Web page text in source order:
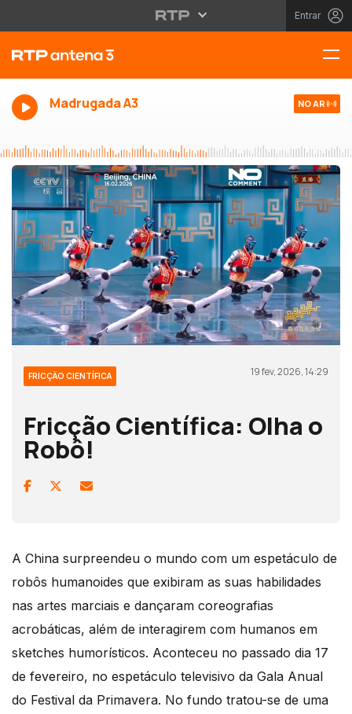
Entrar
Madrugada A3 NO AR
FRICÇÃO CIENTÍFICA 19 fev, 2026, 14:29
Fricção Científica: Olha o
Robô!
A China surpreendeu o mundo com um espetáculo de
robôs humanoides que exibiram as suas habilidades
nas artes marciais e dançaram coreografias
acrobáticas, além de interagirem com humanos em
sketches humorísticos. Aconteceu no passado dia 17
de fevereiro, no espetáculo televisivo da Gala Anual
do Festival da Primavera. No fundo tratou-se de uma